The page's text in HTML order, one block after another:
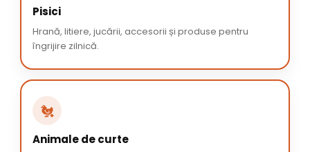
Pisici
Hrană, litiere, jucării, accesorii și produse pentru
îngrijire zilnică.
🐔
Animale de curte